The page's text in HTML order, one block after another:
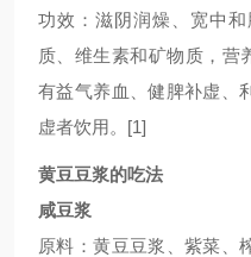
功效：滋阴润燥、宽中
质、维生素和矿物质，营
有益气养血、健脾补虚、
虚者饮用。 [1]
黄豆豆浆的吃法
咸豆浆
原料：黄豆豆浆、紫菜、